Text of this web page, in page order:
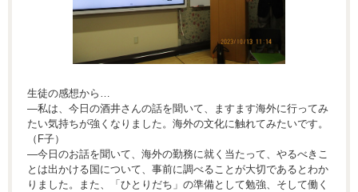
生徒の感想から…
―私は、今日の酒井さんの話を聞いて、ますます海外に行ってみ
たい気持ちが強くなりました。海外の文化に触れてみたいです。
（F子）
―今日のお話を聞いて、海外の勤務に就く当たって、やるべきこ
とは出かける国について、事前に調べることが大切であるとわか
りました。また、「ひとりだち」の準備として勉強、そして働く